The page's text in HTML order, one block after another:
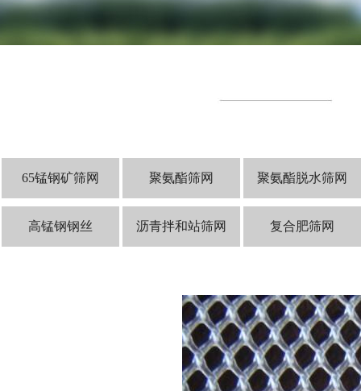
65锰钢矿筛网 聚氨酯筛网 聚氨酯脱水筛网
高锰钢钢丝 沥青拌和站筛网 复合肥筛网